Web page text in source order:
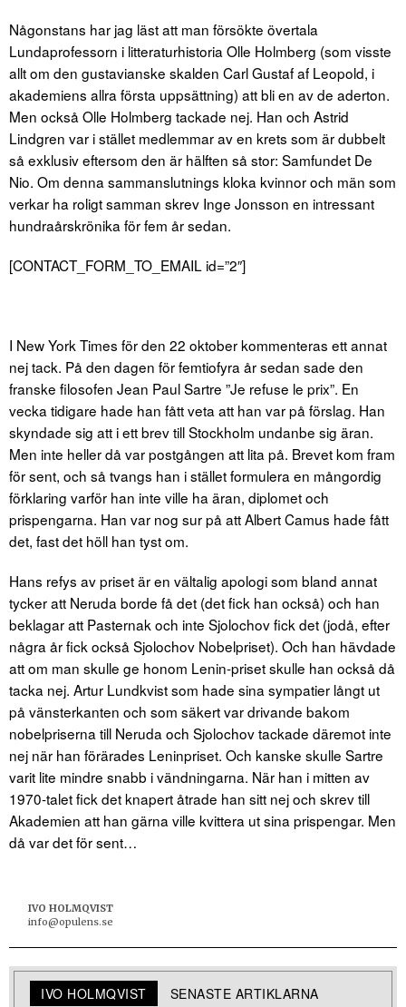
Någonstans har jag läst att man försökte övertala
Lundaprofessorn i litteraturhistoria Olle Holmberg (som visste
allt om den gustavianske skalden Carl Gustaf af Leopold, i
akademiens allra första uppsättning) att bli en av de aderton.
Men också Olle Holmberg tackade nej. Han och Astrid
Lindgren var i stället medlemmar av en krets som är dubbelt
så exklusiv eftersom den är hälften så stor: Samfundet De
Nio. Om denna sammanslutnings kloka kvinnor och män som
verkar ha roligt samman skrev Inge Jonsson en intressant
hundraårskrönika för fem år sedan.
[CONTACT_FORM_TO_EMAIL id=”2″]
I New York Times för den 22 oktober kommenteras ett annat
nej tack. På den dagen för femtiofyra år sedan sade den
franske filosofen Jean Paul Sartre ”Je refuse le prix”. En
vecka tidigare hade han fått veta att han var på förslag. Han
skyndade sig att i ett brev till Stockholm undanbe sig äran.
Men inte heller då var postgången att lita på. Brevet kom fram
för sent, och så tvangs han i stället formulera en mångordig
förklaring varför han inte ville ha äran, diplomet och
prispengarna. Han var nog sur på att Albert Camus hade fått
det, fast det höll han tyst om.
Hans refys av priset är en vältalig apologi som bland annat
tycker att Neruda borde få det (det fick han också) och han
beklagar att Pasternak och inte Sjolochov fick det (jodå, efter
några år fick också Sjolochov Nobelpriset). Och han hävdade
att om man skulle ge honom Lenin-priset skulle han också då
tacka nej. Artur Lundkvist som hade sina sympatier långt ut
på vänsterkanten och som säkert var drivande bakom
nobelpriserna till Neruda och Sjolochov tackade däremot inte
nej när han förärades Leninpriset. Och kanske skulle Sartre
varit lite mindre snabb i vändningarna. När han i mitten av
1970-talet fick det knapert åtrade han sitt nej och skrev till
Akademien att han gärna ville kvittera ut sina prispengar. Men
då var det för sent…
IVO HOLMQVIST
info@opulens.se
IVO HOLMQVIST SENASTE ARTIKLARNA